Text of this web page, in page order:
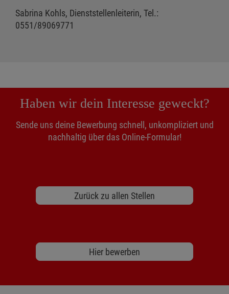
Sabrina Kohls, Dienststellenleiterin, Tel.:
0551/89069771
Haben wir dein Interesse geweckt?
Sende uns deine Bewerbung schnell, unkompliziert und
nachhaltig über das Online-Formular!
Zurück zu allen Stellen
Hier bewerben